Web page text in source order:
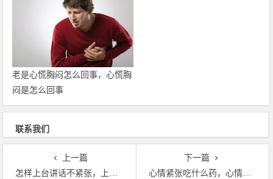
老是心慌胸闷怎么回事，心慌胸
闷是怎么回事
联系我们
上一篇
怎样上台讲话不紧张，上台演讲怎样做到不紧张？
下一篇
心情紧张吃什么药，心情紧张吃什么药